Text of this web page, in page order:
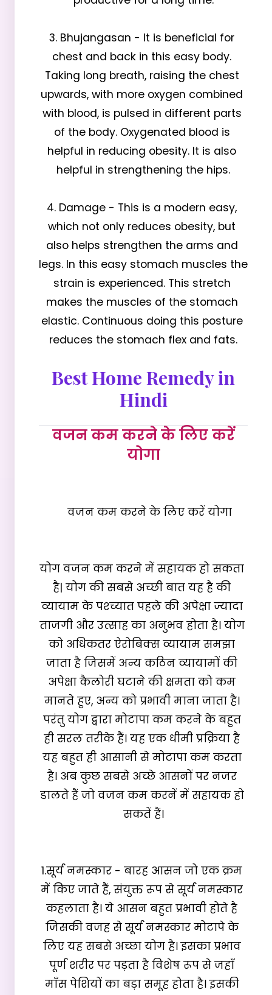
3. Bhujangasan - It is beneficial for
chest and back in this easy body.
Taking long breath, raising the chest
upwards, with more oxygen combined
with blood, is pulsed in different parts
of the body. Oxygenated blood is
helpful in reducing obesity. It is also
helpful in strengthening the hips.
4. Damage - This is a modern easy,
which not only reduces obesity, but
also helps strengthen the arms and
legs. In this easy stomach muscles the
strain is experienced. This stretch
makes the muscles of the stomach
elastic. Continuous doing this posture
reduces the stomach flex and fats.
Best Home Remedy in
Hindi
वजन कम करने के लिए करें
योगा
योग वजन कम करने में सहायक हो सकता
है| योग की सबसे अच्छी बात यह है की
व्यायाम के पश्च्यात पहले की अपेक्षा ज्यादा
ताजगी और उत्साह का अनुभव होता है। योग
को अधिकतर ऐरोबिक्स व्यायाम समझा
जाता है जिसमें अन्य कठिन व्यायामों की
अपेक्षा कैलोरी घटाने की क्षमता को कम
मानते हुए, अन्य को प्रभावी माना जाता है।
परंतु योग द्वारा मोटापा कम करने के बहुत
ही सरल तरीके हैं। यह एक धीमी प्रक्रिया है
यह बहुत ही आसानी से मोटापा कम करता
है। अब कुछ सबसे अच्छे आसनों पर नजर
डालते हैं जो वजन कम करनें में सहायक हो
सकतें हैं।
1.सूर्य नमस्कार - बारह आसन जो एक क्रम
में किए जाते हैं, संयुक्त रूप से सूर्य नमस्कार
कहलाता है। ये आसन बहुत प्रभावी होते है
जिसकी वजह से सूर्य नमस्कार मोटापे के
लिए यह सबसे अच्छा योग है। इसका प्रभाव
पूर्ण शरीर पर पड़ता है विशेष रूप से जहाँ
माँस पेशियों का बड़ा समूह होता है। इसकी